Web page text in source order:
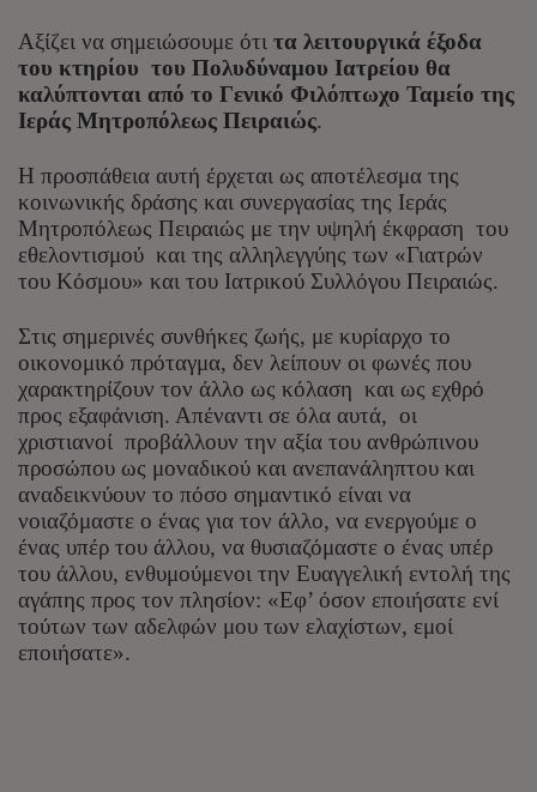
Αξίζει να σημειώσουμε ότι τα λειτουργικά έξοδα
του κτηρίου του Πολυδύναμου Ιατρείου θα
καλύπτονται από το Γενικό Φιλόπτωχο Ταμείο της
Ιεράς Μητροπόλεως Πειραιώς.
Η προσπάθεια αυτή έρχεται ως αποτέλεσμα της
κοινωνικής δράσης και συνεργασίας της Ιεράς
Μητροπόλεως Πειραιώς με την υψηλή έκφραση του
εθελοντισμού και της αλληλεγγύης των «Γιατρών
του Κόσμου» και του Ιατρικού Συλλόγου Πειραιώς.
Στις σημερινές συνθήκες ζωής, με κυρίαρχο το
οικονομικό πρόταγμα, δεν λείπουν οι φωνές που
χαρακτηρίζουν τον άλλο ως κόλαση και ως εχθρό
προς εξαφάνιση. Απέναντι σε όλα αυτά, οι
χριστιανοί προβάλλουν την αξία του ανθρώπινου
προσώπου ως μοναδικού και ανεπανάληπτου και
αναδεικνύουν το πόσο σημαντικό είναι να
νοιαζόμαστε ο ένας για τον άλλο, να ενεργούμε ο
ένας υπέρ του άλλου, να θυσιαζόμαστε ο ένας υπέρ
του άλλου, ενθυμούμενοι την Ευαγγελική εντολή της
αγάπης προς τον πλησίον: «Εφ’ όσον εποιήσατε ενί
τούτων των αδελφών μου των ελαχίστων, εμοί
εποιήσατε».